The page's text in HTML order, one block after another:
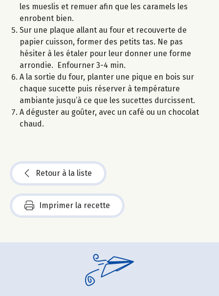
les mueslis et remuer afin que les caramels les
enrobent bien.
Sur une plaque allant au four et recouverte de
papier cuisson, former des petits tas. Ne pas
hésiter à les étaler pour leur donner une forme
arrondie. Enfourner 3-4 min.
A la sortie du four, planter une pique en bois sur
chaque sucette puis réserver à température
ambiante jusqu’à ce que les sucettes durcissent.
A déguster au goûter, avec un café ou un chocolat
chaud.
Retour à la liste
Imprimer la recette